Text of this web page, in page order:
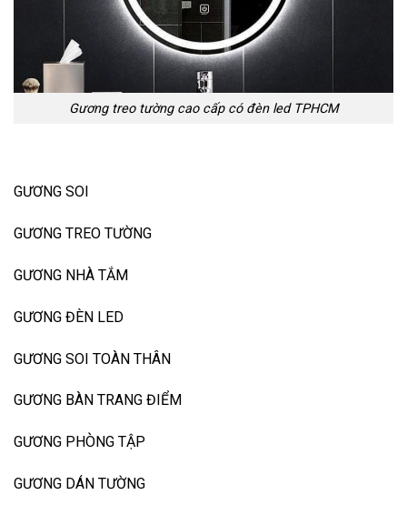
Gương treo tường cao cấp có đèn led TPHCM
GƯƠNG SOI
GƯƠNG TREO TƯỜNG
GƯƠNG NHÀ TẮM
GƯƠNG ĐÈN LED
GƯƠNG SOI TOÀN THÂN
GƯƠNG BÀN TRANG ĐIỂM
GƯƠNG PHÒNG TẬP
GƯƠNG DÁN TƯỜNG